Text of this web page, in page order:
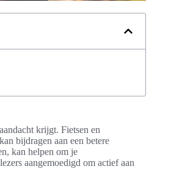
krijgt. Fietsen en
bijdragen aan een betere
kan helpen om je
aangemoedigd om actief aan